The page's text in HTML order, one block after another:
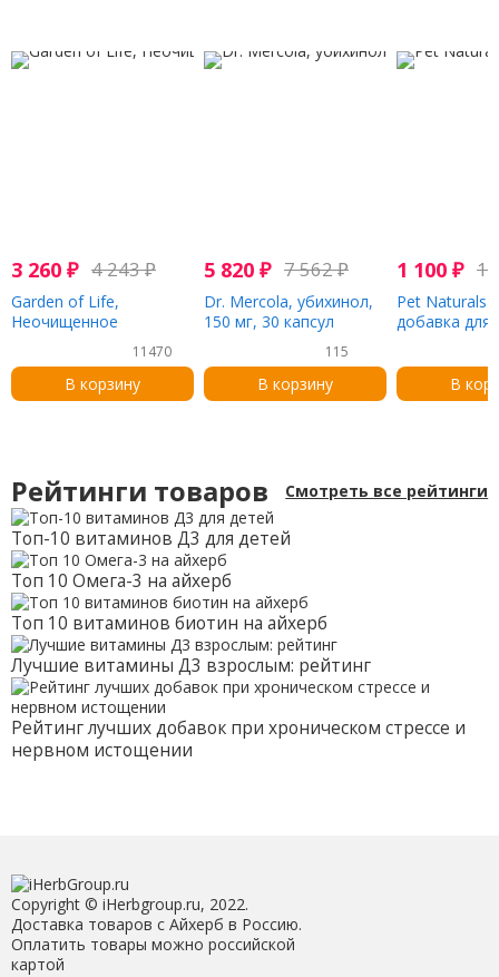
3 260 ₽ 4 243₽
Garden of Life,
Неочищенное
кокосовое масло
холодного отжима, 858
мл (29 жидких унций)
11470
В корзину
5 820 ₽ 7 562₽
Dr. Mercola, убихинол,
150 мг, 30 капсул
115
В корзину
1 100 ₽ 1
Pet Naturals
добавка для
кошек,
жевательных
таблеток, 45
В
Рейтинги товаров Смотреть все рейтинги
Топ-10 витаминов Д3 для детей
Топ 10 Омега-3 на айхерб
Топ 10 витаминов биотин на айхерб
Лучшие витамины Д3 взрослым: рейтинг
Рейтинг лучших добавок при хроническом стрессе и
нервном истощении
Copyright © iHerbgroup.ru, 2022.
Доставка товаров с Айхерб в Россию.
Оплатить товары можно российской
картой